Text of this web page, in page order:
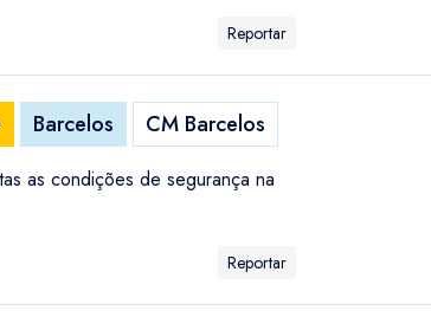
Reportar
Barcelos CM Barcelos
as condições de segurança na
Reportar